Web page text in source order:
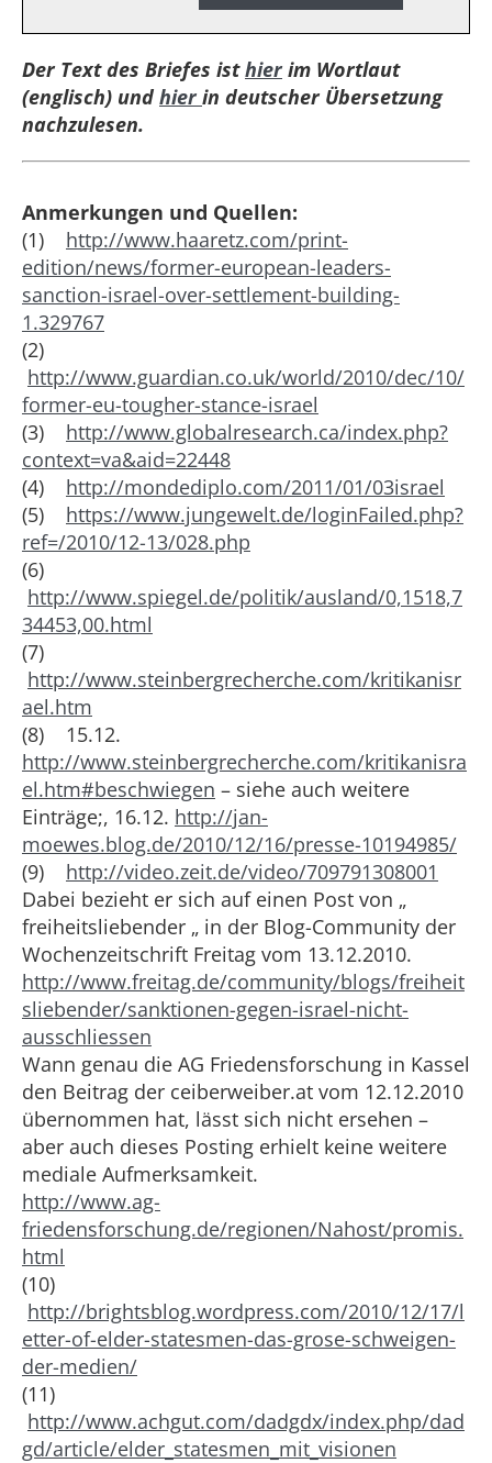
Der Text des Briefes isthier im Wortlaut
(englisch) und hierin deutscher Übersetzung
nachzulesen.
Anmerkungen und Quellen:
(1) http://www.haaretz.com/print-
edition/news/former-european-leaders-
sanction-israel-over-settlement-building-
1.329767
(2)
http://www.guardian.co.uk/world/2010/dec/10/
former-eu-tougher-stance-israel
(3) http://www.globalresearch.ca/index.php?
context=va&aid=22448
(4) http://mondediplo.com/2011/01/03israel
(5) https://www.jungewelt.de/loginFailed.php?
ref=/2010/12-13/028.php
(6)
http://www.spiegel.de/politik/ausland/0,1518,7
34453,00.html
(7)
http://www.steinbergrecherche.com/kritikanisr
ael.htm
(8) 15.12.
http://www.steinbergrecherche.com/kritikanisra
el.htm#beschwiegen – siehe auch weitere
Einträge;, 16.12. http://jan-
moewes.blog.de/2010/12/16/presse-10194985/
(9) http://video.zeit.de/video/709791308001
Dabei bezieht er sich auf einen Post von „
freiheitsliebender „ in der Blog-Community der
Wochenzeitschrift Freitag vom 13.12.2010.
http://www.freitag.de/community/blogs/freiheit
sliebender/sanktionen-gegen-israel-nicht-
ausschliessen
Wann genau die AG Friedensforschung in Kassel
den Beitrag der ceiberweiber.at vom 12.12.2010
übernommen hat, lässt sich nicht ersehen –
aber auch dieses Posting erhielt keine weitere
mediale Aufmerksamkeit.
http://www.ag-
friedensforschung.de/regionen/Nahost/promis.
html
(10)
http://brightsblog.wordpress.com/2010/12/17/l
etter-of-elder-statesmen-das-grose-schweigen-
der-medien/
(11)
http://www.achgut.com/dadgdx/index.php/dad
gd/article/elder_statesmen_mit_visionen